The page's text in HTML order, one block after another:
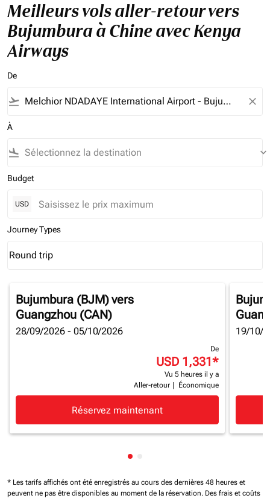
Meilleurs vols aller-retour vers
Bujumbura à Chine avec Kenya
Airways
De
flight_takeoff close
À
flight_land keyboard_arrow_down
Budget
USD
Journey Types
Journey Types option Round trip Selected
Round trip
keyboard_arrow_down
Bujumbura (BJM)vers
Guangzhou (CAN)
28/09/2026 - 05/10/2026
De
USD 1,331*
Vu 5 heures il y a
Aller-retour
Économique
Réservez maintenant
19/10/
Affichage de cmp-pagination-
* Les tarifs affichés ont été enregistrés au cours des dernières 48 heures et
peuvent ne pas être disponibles au moment de la réservation. Des frais et coûts